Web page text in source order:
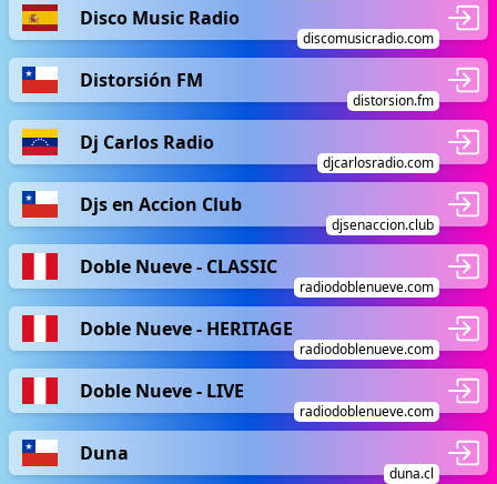
Disco Music Radio
discomusicradio.com
Distorsión FM
distorsion.fm
Dj Carlos Radio
djcarlosradio.com
Djs en Accion Club
djsenaccion.club
Doble Nueve - CLASSIC
radiodoblenueve.com
Doble Nueve - HERITAGE
radiodoblenueve.com
Doble Nueve - LIVE
radiodoblenueve.com
Duna
duna.cl